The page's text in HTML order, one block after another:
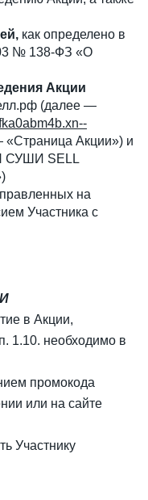
как определено в
№ 138-ФЗ «О
Акции
(далее —
«Страница Акции») и
СУШИ SELL
на
Участника с
в Акции,
1.10. необходимо в
промокода
или на сайте
Участнику